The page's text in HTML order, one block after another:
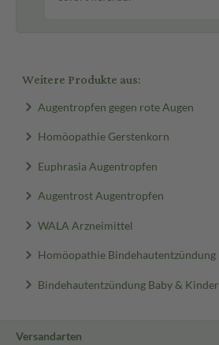
Weitere Produkte aus:
Augentropfen gegen rote Augen
Homöopathie Gerstenkorn
Euphrasia Augentropfen
Augentrost Augentropfen
WALA Arzneimittel
Homöopathie Bindehautentzündung
Bindehautentzündung Baby & Kinder
Versandarten